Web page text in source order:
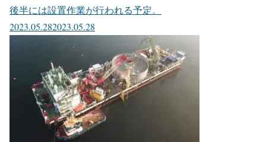
後半には設置作業が行われる予定。
2023.05.282023.05.28